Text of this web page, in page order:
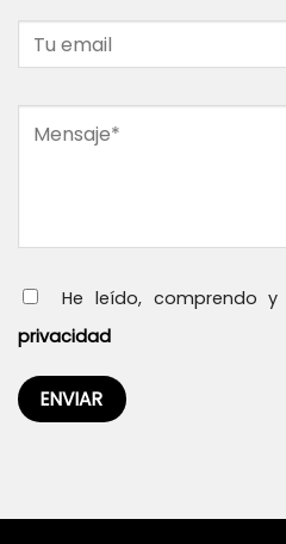
He leído, comprendo
privacidad